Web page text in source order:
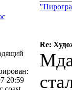
Re:
20:59